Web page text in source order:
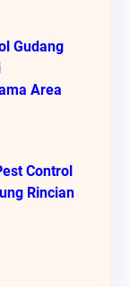
Gudang
Area
Control
Rincian